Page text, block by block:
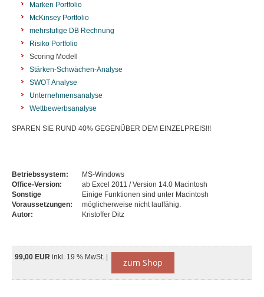
Marken Portfolio
McKinsey Portfolio
mehrstufige DB Rechnung
Risiko Portfolio
Scoring Modell
Stärken-Schwächen-Analyse
SWOT Analyse
Unternehmensanalyse
Wettbewerbsanalyse
SPAREN SIE RUND 40% GEGENÜBER DEM EINZELPREIS!!!
Betriebssystem:
MS-Windows
Office-Version:
ab Excel 2011 / Version 14.0 Macintosh
Sonstige
Voraussetzungen:
Einige Funktionen sind unter Macintosh
möglicherweise nicht lauffähig.
Autor:
Kristoffer Ditz
99,00 EUR inkl. 19 % MwSt. | zum Shop